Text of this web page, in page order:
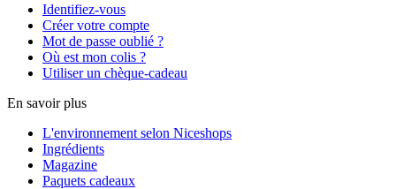
Identifiez-vous
Créer votre compte
Mot de passe oublié ?
Où est mon colis ?
Utiliser un chèque-cadeau
En savoir plus
L'environnement selon Niceshops
Ingrédients
Magazine
Paquets cadeaux